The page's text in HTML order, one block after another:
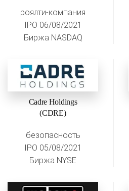
роялти-компания
IPO 06/08/2021
Биржа NASDAQ
Cadre Holdings
(CDRE)
безопасность
IPO 05/08/2021
Биржа NYSE